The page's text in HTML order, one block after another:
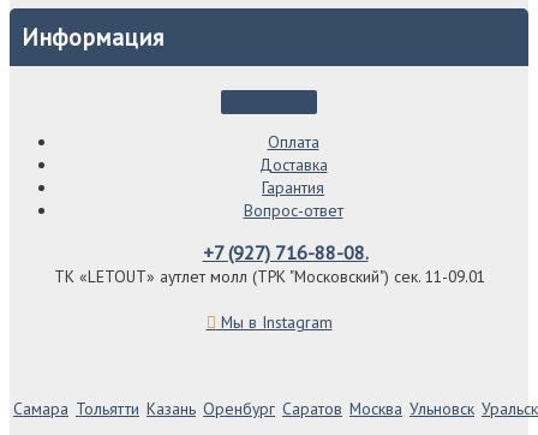
Информация
Оплата
Доставка
Гарантия
Вопрос-ответ
+7 (927) 716-88-08.
ТК «LETOUT» аутлет молл (ТРК "Московский") сек. 11-09.01
Мы в Instagram
Самара Тольятти Казань Оренбург Саратов Москва Ульновск Уральск